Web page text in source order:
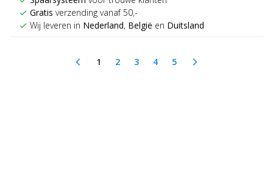
check Gratis verzending vanaf 50,-
check Wij leveren in Nederland, België en Duitsland
arrow_back_ios 1(current)
2 3 4 5 arrow_forward_ios